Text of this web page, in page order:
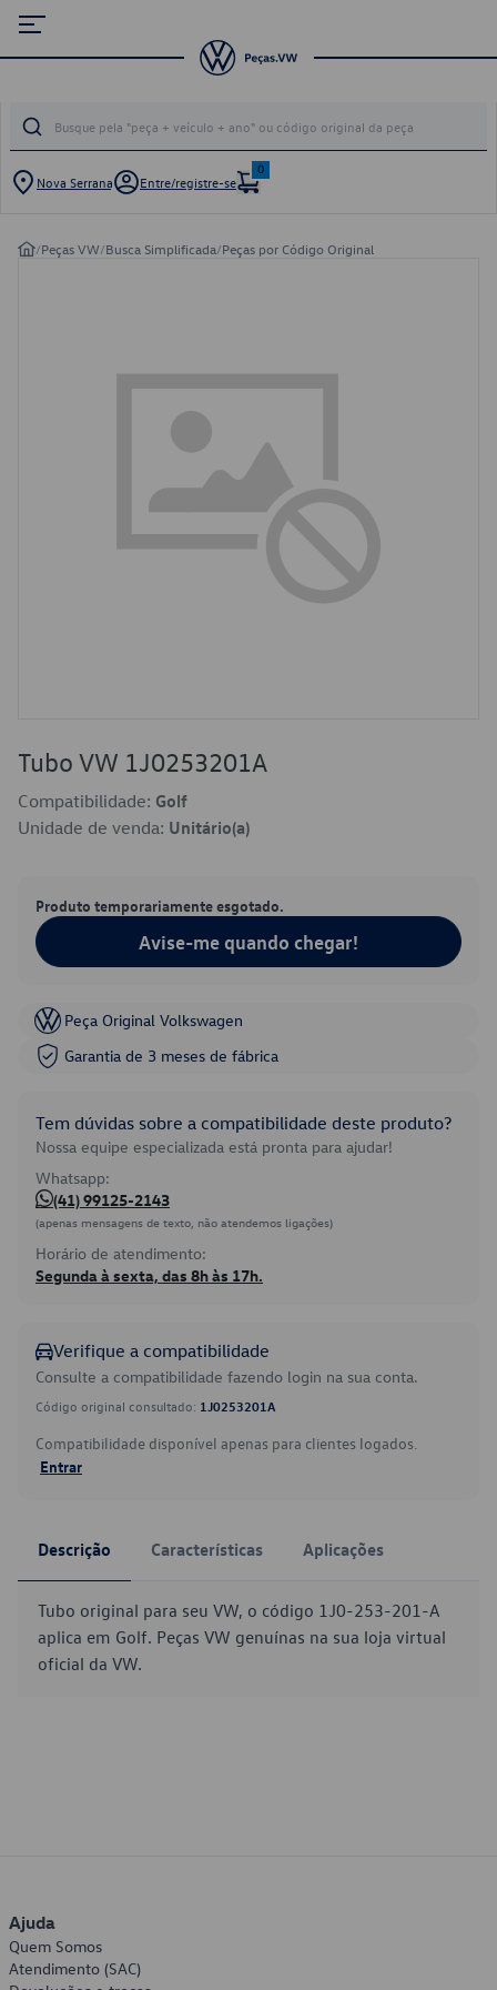
Nova Serrana Entre/registre-se
0
/Peças VW/Busca Simplificada/Peças por Código Original
Tubo VW 1J0253201A
Compatibilidade: Golf
Unidade de venda: Unitário(a)
Produto temporariamente esgotado.
Avise-me quando chegar!
Peça Original Volkswagen
Garantia de 3 meses de fábrica
Tem dúvidas sobre a compatibilidade deste produto?
Nossa equipe especializada está pronta para ajudar!
Whatsapp:
(41) 99125-2143
(apenas mensagens de texto, não atendemos ligações)
Horário de atendimento:
Segunda à sexta, das 8h às 17h.
Verifique a compatibilidade
Consulte a compatibilidade fazendo login na sua conta.
Código original consultado: 1J0253201A
Compatibilidade disponível apenas para clientes logados.
Entrar
Descrição Características Aplicações
Tubo original para seu VW, o código 1J0-253-201-A
aplica em Golf. Peças VW genuínas na sua loja virtual
oficial da VW.
Ajuda
Quem Somos
Atendimento (SAC)